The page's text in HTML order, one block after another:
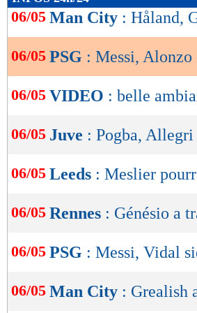
de
OK
06/05 Man City : Håland,
06/05 PSG : Messi,
06/05 VIDEO : belle
06/05 Juve : Pogba, Allegri
06/05 Leeds : Meslier
06/05 Rennes : Génésio a
06/05 PSG : Messi, Vidal
06/05 Man City : Grealish